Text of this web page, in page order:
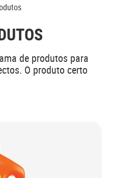
de produtos para
O produto certo